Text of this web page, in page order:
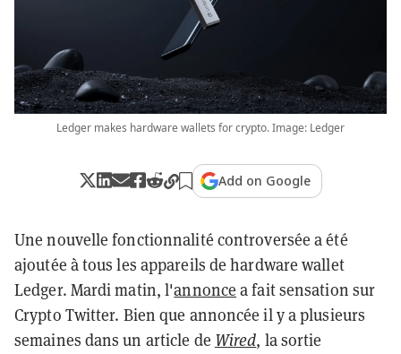
Ledger makes hardware wallets for crypto. Image: Ledger
Add on Google
Une nouvelle fonctionnalité controversée a été
ajoutée à tous les appareils de hardware wallet
Ledger. Mardi matin, l'annonce a fait sensation sur
Crypto Twitter. Bien que annoncée il y a plusieurs
semaines dans un article de Wired, la sortie